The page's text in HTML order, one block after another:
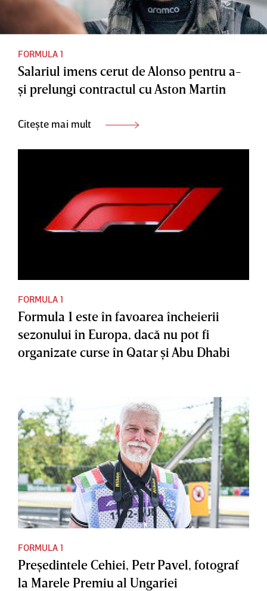
FORMULA 1
Salariul imens cerut de Alonso pentru a-
şi prelungi contractul cu Aston Martin
Citește mai mult
FORMULA 1
Formula 1 este în favoarea încheierii
sezonului în Europa, dacă nu pot fi
organizate curse în Qatar şi Abu Dhabi
FORMULA 1
Preşedintele Cehiei, Petr Pavel, fotograf
la Marele Premiu al Ungariei